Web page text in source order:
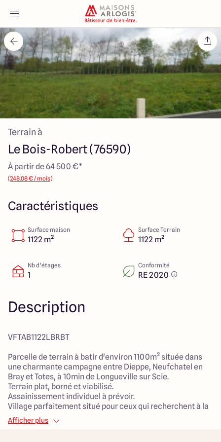
Accueil
Nos maisons
Nos annonces
Votre projet
Qui sommes-nous
Maisons ARLOGIS Normandie
4 Rue du Chemin vert
76260 Etalondes
4.9
Terrain à
Le Bois-Robert (76590)
À partir de 64 500 €*
(248.08 € / mois)
Caractéristiques
Surface maison
1122 m²
Surface Terrain
1122 m²
Nb d’étages
1
Conformité
RE 2020
Description
VFTAB1122LBRBT
Parcelle de terrain à batir d'environ 1100m² située dans
une charmante campagne entre Dieppe, Neufchatel en
Bray et Totes, à 10min de Longueville sur Scie.
Terrain plat, borné et viabilisé.
Assainissement individuel à prévoir.
Village parfaitement situé pour ceux qui recherchent à la
fois la tranquillité de la campagne et l'accès rapide à la
mer et aux commodités.
Afficher plus